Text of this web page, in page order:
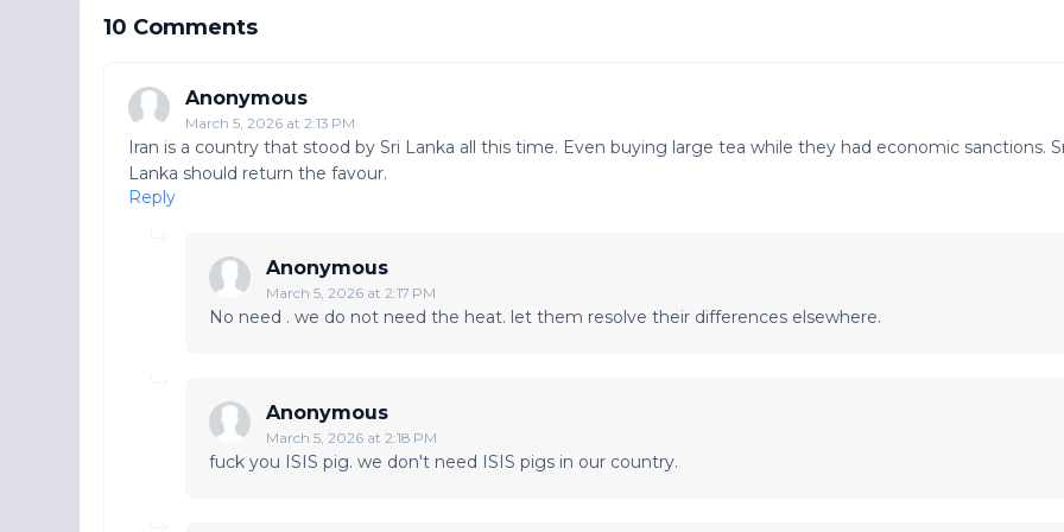
10 Comments
Anonymous
March 5, 2026 at 2:13 PM
Iran is a country that stood by Sri Lanka all this time. Even buying large tea while they had economic sanctions.
Lanka should return the favour.
Reply
Anonymous
March 5, 2026 at 2:17 PM
No need . we do not need the heat. let them resolve their differences elsewhere.
Anonymous
March 5, 2026 at 2:18 PM
fuck you ISIS pig. we don't need ISIS pigs in our country.